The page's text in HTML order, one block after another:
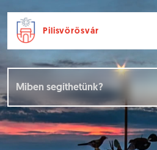
Ugrás a fő tartalomhoz
Pilisvörösvár
Hírek [
Események []